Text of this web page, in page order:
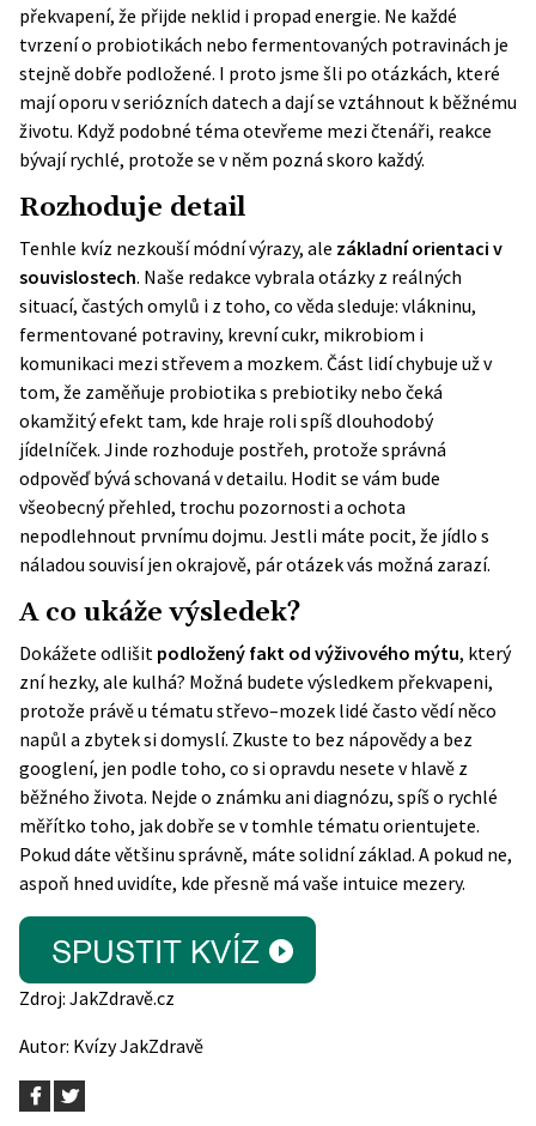
překvapení, že přijde neklid i propad energie. Ne každé
tvrzení o probiotikách nebo fermentovaných potravinách je
stejně dobře podložené. I proto jsme šli po otázkách, které
mají oporu v seriózních datech a dají se vztáhnout k běžnému
životu. Když podobné téma otevřeme mezi čtenáři, reakce
bývají rychlé, protože se v něm pozná skoro každý.
Rozhoduje detail
Tenhle kvíz nezkouší módní výrazy, ale základní orientaci v
souvislostech. Naše redakce vybrala otázky z reálných
situací, častých omylů i z toho, co věda sleduje: vlákninu,
fermentované potraviny, krevní cukr, mikrobiom i
komunikaci mezi střevem a mozkem. Část lidí chybuje už v
tom, že zaměňuje probiotika s prebiotiky nebo čeká
okamžitý efekt tam, kde hraje roli spíš dlouhodobý
jídelníček. Jinde rozhoduje postřeh, protože správná
odpověď bývá schovaná v detailu. Hodit se vám bude
všeobecný přehled, trochu pozornosti a ochota
nepodlehnout prvnímu dojmu. Jestli máte pocit, že jídlo s
náladou souvisí jen okrajově, pár otázek vás možná zarazí.
A co ukáže výsledek?
Dokážete odlišit podložený fakt od výživového mýtu, který
zní hezky, ale kulhá? Možná budete výsledkem překvapeni,
protože právě u tématu střevo–mozek lidé často vědí něco
napůl a zbytek si domyslí. Zkuste to bez nápovědy a bez
googlení, jen podle toho, co si opravdu nesete v hlavě z
běžného života. Nejde o známku ani diagnózu, spíš o rychlé
měřítko toho, jak dobře se v tomhle tématu orientujete.
Pokud dáte většinu správně, máte solidní základ. A pokud ne,
aspoň hned uvidíte, kde přesně má vaše intuice mezery.
Zdroj: JakZdravě.cz
Autor: Kvízy JakZdravě